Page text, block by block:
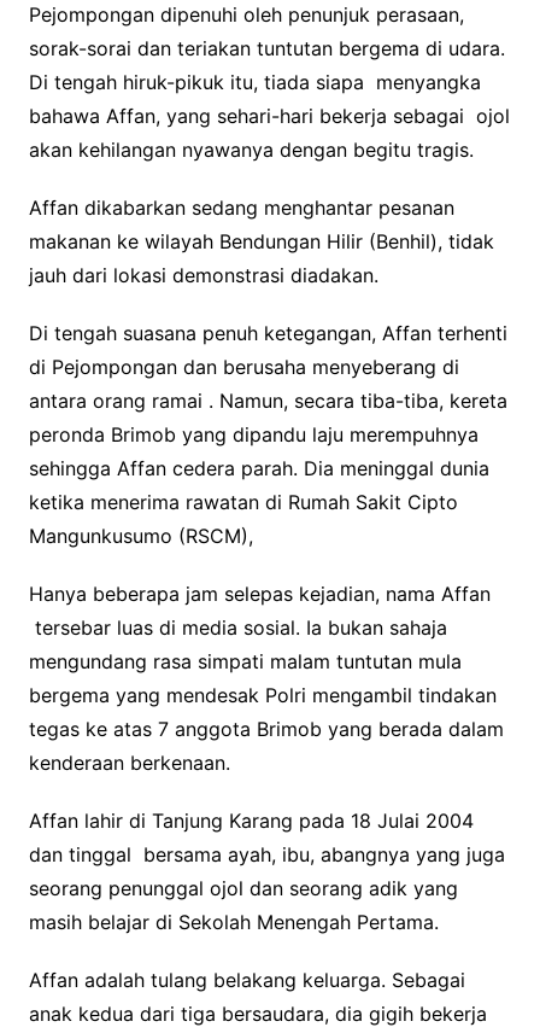
Pejompongan dipenuhi oleh penunjuk perasaan,
sorak-sorai dan teriakan tuntutan bergema di udara.
Di tengah hiruk-pikuk itu, tiada siapa menyangka
bahawa Affan, yang sehari-hari bekerja sebagai ojol
akan kehilangan nyawanya dengan begitu tragis.
Affan dikabarkan sedang menghantar pesanan
makanan ke wilayah Bendungan Hilir (Benhil), tidak
jauh dari lokasi demonstrasi diadakan.
Di tengah suasana penuh ketegangan, Affan terhenti
di Pejompongan dan berusaha menyeberang di
antara orang ramai . Namun, secara tiba-tiba, kereta
peronda Brimob yang dipandu laju merempuhnya
sehingga Affan cedera parah. Dia meninggal dunia
ketika menerima rawatan di Rumah Sakit Cipto
Mangunkusumo (RSCM),
Hanya beberapa jam selepas kejadian, nama Affan
tersebar luas di media sosial. Ia bukan sahaja
mengundang rasa simpati malam tuntutan mula
bergema yang mendesak Polri mengambil tindakan
tegas ke atas 7 anggota Brimob yang berada dalam
kenderaan berkenaan.
Affan lahir di Tanjung Karang pada 18 Julai 2004
dan tinggal bersama ayah, ibu, abangnya yang juga
seorang penunggal ojol dan seorang adik yang
masih belajar di Sekolah Menengah Pertama.
Affan adalah tulang belakang keluarga. Sebagai
anak kedua dari tiga bersaudara, dia gigih bekerja